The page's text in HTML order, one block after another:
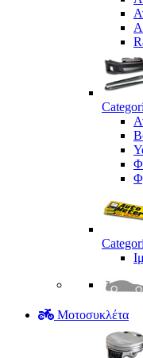
Μοτοσυκλέτα